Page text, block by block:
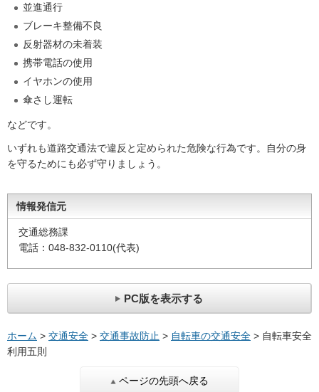
並進通行
ブレーキ整備不良
反射器材の未着装
携帯電話の使用
イヤホンの使用
傘さし運転
などです。
いずれも道路交通法で違反と定められた危険な行為です。自分の身
を守るためにも必ず守りましょう。
情報発信元
交通総務課
電話：048-832-0110(代表)
PC版を表示する
ホーム > 交通安全 > 交通事故防止 > 自転車の交通安全 > 自転車安全
利用五則
ページの先頭へ戻る